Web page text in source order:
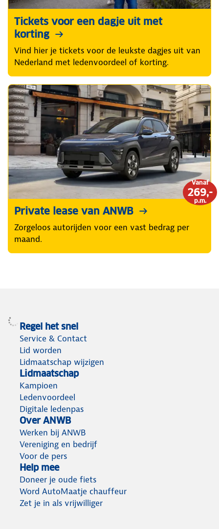
Tickets voor een dagje uit met
korting
Vind hier je tickets voor de leukste dagjes uit van
Nederland met ledenvoordeel of korting.
Vanaf
269,-
p.m.
Private lease van ANWB
Zorgeloos autorijden voor een vast bedrag per
maand.
Regel het snel
Service & Contact
Lid worden
Lidmaatschap wijzigen
Lidmaatschap
Kampioen
Ledenvoordeel
Digitale ledenpas
Over ANWB
Werken bij ANWB
Vereniging en bedrijf
Voor de pers
Help mee
Doneer je oude fiets
Word AutoMaatje chauffeur
Zet je in als vrijwilliger